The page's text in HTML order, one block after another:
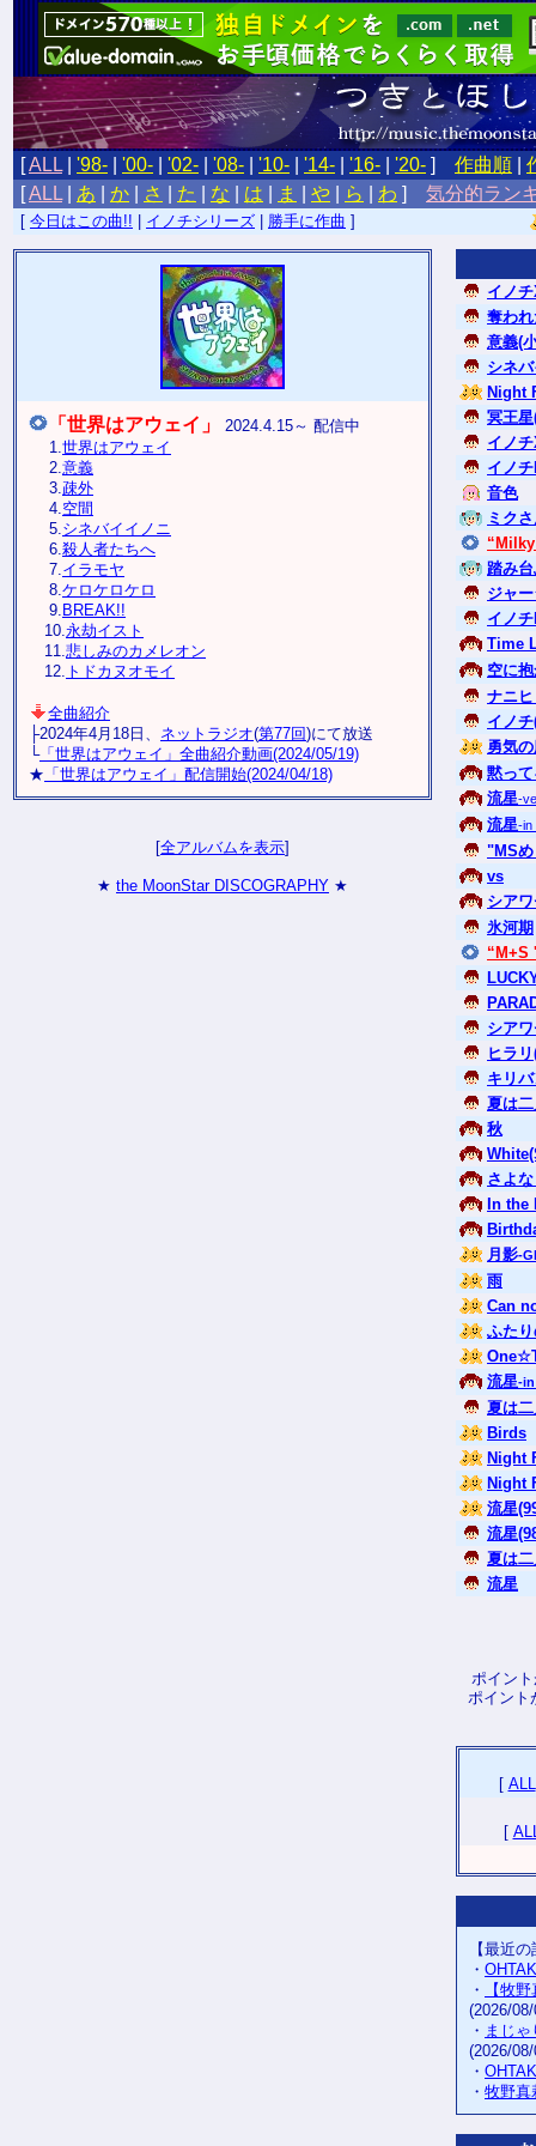
[ALL '98- '00- '02- '08- '10- '14- '16- '20- ] 作曲順
[ALL あ か さ た な は ま や ら わ ] 気分的ラン
[ 今日はこの曲!! イノチシリーズ 勝手に作曲 ]
「世界はアウェイ」
2024.4.15～ 配信中
1.世界はアウェイ
2.意義
3.疎外
4.空間
5.シネバイイノニ
6.殺人者たちへ
7.イラモヤ
8.ケロケロケロ
9. BREAK!!
10.永劫イスト
11.悲しみのカメレオン
12. トドカヌオモイ
全曲紹介
├2024年4月18日、 ネットラジオ(第77回)にて放送
└「世界はアウェイ」全曲紹介動画(2024/05/19)
★ 「世界はアウェイ」配信開始(2024/04/18)
[全アルバムを表示]
★ the MoonStar DISCOGRAPHY ★
イノ
奪わ
意義(
シネ
Night
冥王
イノ
イノ
音色
ミク
踏み
ジャ
イノ
Time
空に
ナニ
イノ
勇気
黙っ
流星-
流星-in
"MS
vs
シア
氷河期
“M+S
シア
ヒラ
キリ
夏は
秋
さよ
In
月影-
雨
Can
ふた
流星-
夏は
Birds
Night
Night
流星
流星
夏は
流星
ポイン
ポイント
[ ALL
[
【最近
・
・
【牧
(2026/
・ まじ
(2026/
・
・ 牧野真